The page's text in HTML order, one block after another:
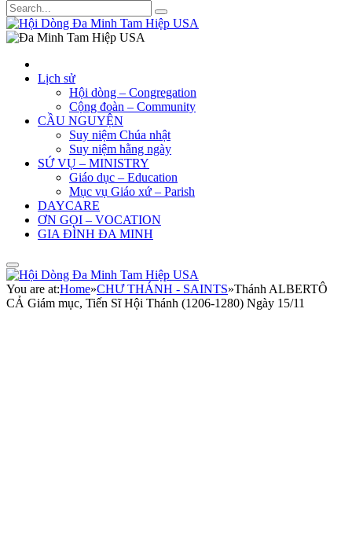
Lịch sử
Hội dòng – Congregation
Cộng đoàn – Community
CẦU NGUYỆN
Suy niệm Chúa nhật
Suy niệm hằng ngày
SỨ VỤ – MINISTRY
Giáo dục – Education
Mục vụ Giáo xứ – Parish
DAYCARE
ƠN GỌI – VOCATION
GIA ĐÌNH ĐA MINH
You are at:Home»CHƯ THÁNH - SAINTS»Thánh ALBERTÔ
CẢ Giám mục, Tiến Sĩ Hội Thánh (1206-1280) Ngày 15/11